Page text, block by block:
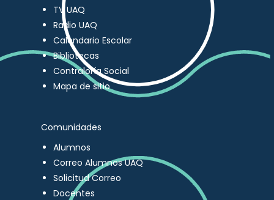
TV UAQ
Radio UAQ
Calendario Escolar
Bibliotecas
Contraloría Social
Mapa de sitio
Comunidades
Alumnos
Correo Alumnos UAQ
Solicitud Correo
Docentes